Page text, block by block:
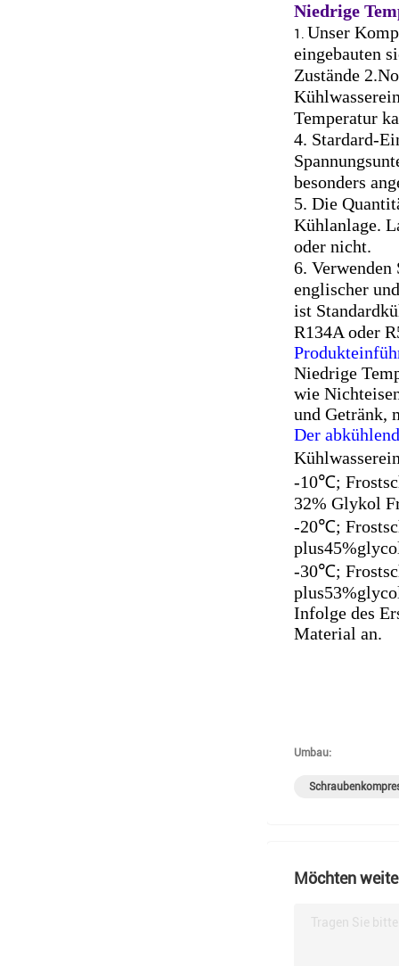
Niedrige
1. Unser
eingebauten
Zustände
Temperatur
4. Stardard-
besonders
5. Die
Kühlanlage.
oder nicht.
6.
englischer
ist
R134A oder
Niedrige
wie
und Getränk,
Der
-10℃;
32% Glykol
-20℃;
-30℃;
Infolge des
Material an.
Umbau:
Möchten
Tragen Sie